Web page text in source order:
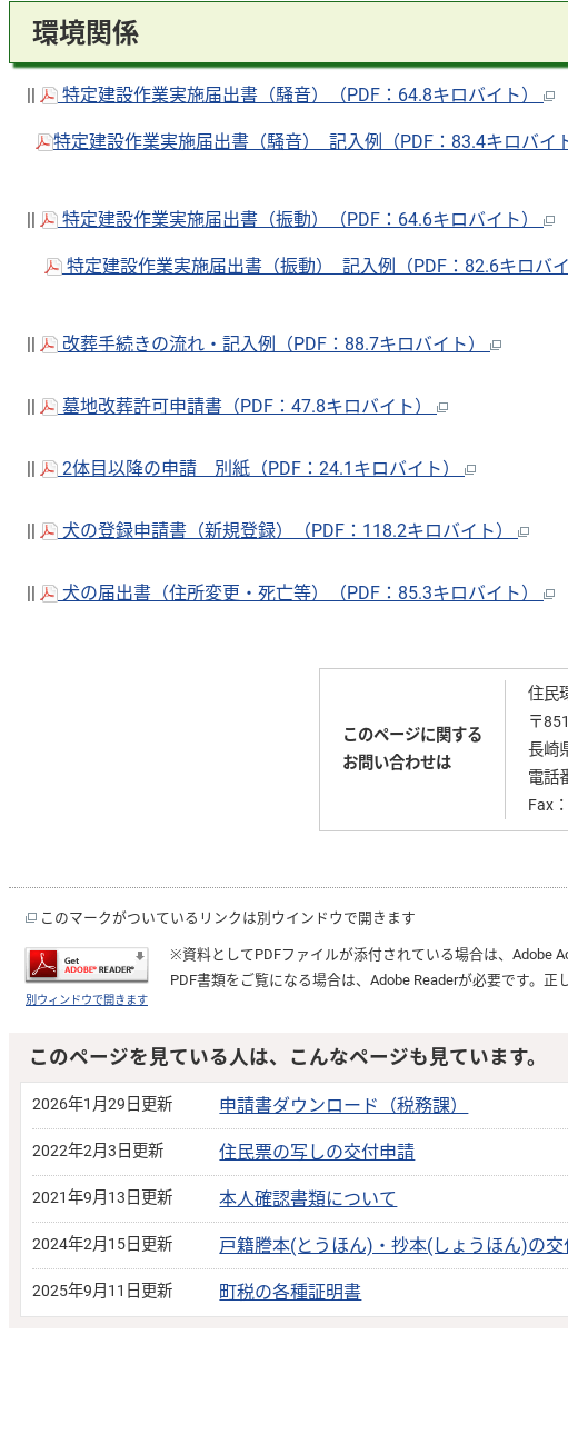
環境関係
|| 特定建設作業実施届出書（騒音）（PDF：64.8キロバイト）
特定建設作業実施届出書（騒音） 記入例（PDF：83.4キロバイ
|| 特定建設作業実施届出書（振動）（PDF：64.6キロバイト）
特定建設作業実施届出書（振動） 記入例（PDF：82.6キロバ
|| 改葬手続きの流れ・記入例（PDF：88.7キロバイト）
|| 墓地改葬許可申請書（PDF：47.8キロバイト）
|| 2体目以降の申請 別紙（PDF：24.1キロバイト）
|| 犬の登録申請書（新規登録）（PDF：118.2キロバイト）
|| 犬の届出書（住所変更・死亡等）（PDF：85.3キロバイト）
このページに関する
お問い合わせは
住民
〒
長崎
電話
Fax
このマークがついているリンクは別ウインドウで開きます
別ウィンドウで開きます
※資料としてPDFファイルが添付されている場合は、 Adobe
PDF書類をご覧になる場合は、 Adobe Readerが必要です。正
このページを見ている人は、こんなページも見ています。
2026年1月29日更新 申請書ダウンロード（税務課）
2022年2月3日更新 住民票の写しの交付申請
2021年9月13日更新 本人確認書類について
2024年2月15日更新 戸籍謄本(とうほん)・抄本(しょうほん)の
2025年9月11日更新 町税の各種証明書